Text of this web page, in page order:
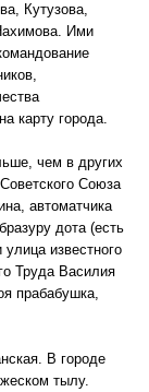
Кутузова,
Ими
карту города.
чем в других
Союза
автоматчика
дота (есть
известного
Труда Василия
прабабушка,
В городе
тылу.